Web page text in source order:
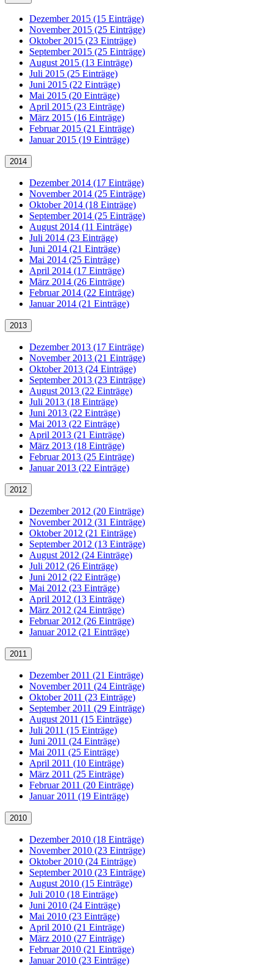
Dezember 2015 (15 Einträge)
November 2015 (25 Einträge)
Oktober 2015 (23 Einträge)
September 2015 (25 Einträge)
August 2015 (13 Einträge)
Juli 2015 (25 Einträge)
Juni 2015 (22 Einträge)
Mai 2015 (20 Einträge)
April 2015 (23 Einträge)
März 2015 (16 Einträge)
Februar 2015 (21 Einträge)
Januar 2015 (19 Einträge)
2014
Dezember 2014 (17 Einträge)
November 2014 (25 Einträge)
Oktober 2014 (18 Einträge)
September 2014 (25 Einträge)
August 2014 (11 Einträge)
Juli 2014 (23 Einträge)
Juni 2014 (21 Einträge)
Mai 2014 (25 Einträge)
April 2014 (17 Einträge)
März 2014 (26 Einträge)
Februar 2014 (22 Einträge)
Januar 2014 (21 Einträge)
2013
Dezember 2013 (17 Einträge)
November 2013 (21 Einträge)
Oktober 2013 (24 Einträge)
September 2013 (23 Einträge)
August 2013 (22 Einträge)
Juli 2013 (18 Einträge)
Juni 2013 (22 Einträge)
Mai 2013 (22 Einträge)
April 2013 (21 Einträge)
März 2013 (18 Einträge)
Februar 2013 (25 Einträge)
Januar 2013 (22 Einträge)
2012
Dezember 2012 (20 Einträge)
November 2012 (31 Einträge)
Oktober 2012 (21 Einträge)
September 2012 (13 Einträge)
August 2012 (24 Einträge)
Juli 2012 (26 Einträge)
Juni 2012 (22 Einträge)
Mai 2012 (23 Einträge)
April 2012 (13 Einträge)
März 2012 (24 Einträge)
Februar 2012 (26 Einträge)
Januar 2012 (21 Einträge)
2011
Dezember 2011 (21 Einträge)
November 2011 (24 Einträge)
Oktober 2011 (23 Einträge)
September 2011 (29 Einträge)
August 2011 (15 Einträge)
Juli 2011 (15 Einträge)
Juni 2011 (24 Einträge)
Mai 2011 (25 Einträge)
April 2011 (10 Einträge)
März 2011 (25 Einträge)
Februar 2011 (20 Einträge)
Januar 2011 (19 Einträge)
2010
Dezember 2010 (18 Einträge)
November 2010 (23 Einträge)
Oktober 2010 (24 Einträge)
September 2010 (23 Einträge)
August 2010 (15 Einträge)
Juli 2010 (18 Einträge)
Juni 2010 (24 Einträge)
Mai 2010 (23 Einträge)
April 2010 (21 Einträge)
März 2010 (27 Einträge)
Februar 2010 (21 Einträge)
Januar 2010 (23 Einträge)